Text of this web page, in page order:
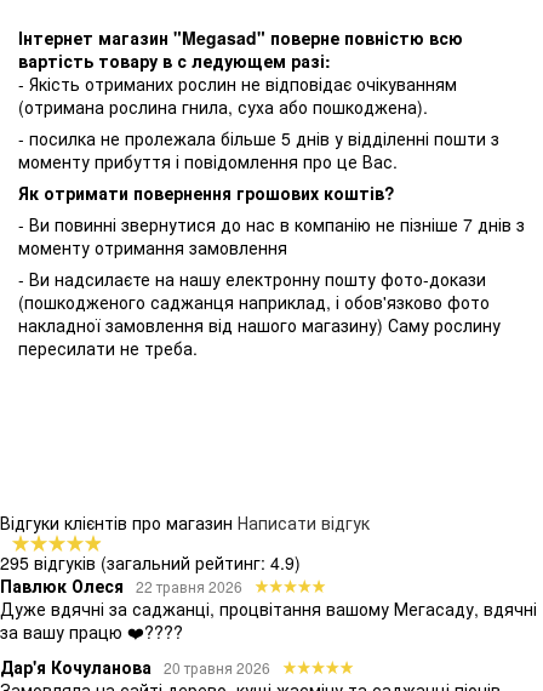
Інтернет магазин "Megasad" поверне повністю всю
вартість товару в с ледующем разі:
- Якість отриманих рослин не відповідає очікуванням
(отримана рослина гнила, суха або пошкоджена).
- посилка не пролежала більше 5 днів у відділенні пошти з
моменту прибуття і повідомлення про це Вас.
Як отримати повернення грошових коштів?
- Ви повинні звернутися до нас в компанію не пізніше 7 днів з
моменту отримання замовлення
- Ви надсилаєте на нашу електронну пошту фото-докази
(пошкодженого саджанця наприклад, і обов'язково фото
накладної замовлення від нашого магазину) Саму рослину
пересилати не треба.
Відгуки клієнтів про магазин Написати відгук
295 відгуків (загальний рейтинг: 4.9)
Павлюк Олеся
22 травня 2026
Дуже вдячні за саджанці, процвітання вашому Мегасаду, вдячні
за вашу працю ❤️????
Дар'я Кочуланова
20 травня 2026